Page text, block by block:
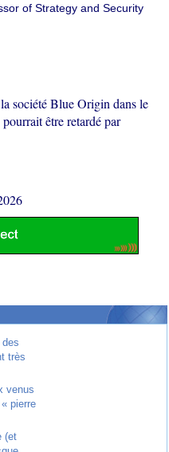
of Strategy and Security
société Blue Origin dans le
être retardé par
très
venus
pierre
(et